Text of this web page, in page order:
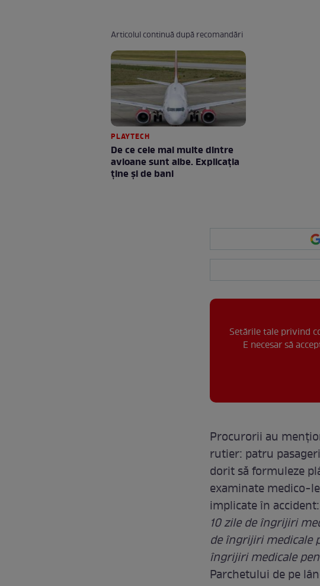
Articolul continuă după recomandări
PLAYTECH
De ce cele mai multe dintre
avioane sunt albe. Explicația
ține și de bani
Setările tale privind
E necesar să
Procurorii au
rutier: patru
dorit să formuleze
examinate medico-
implicate în accident:
10 zile de îngrijiri
de îngrijiri medicale
îngrijiri medicale
Parchetului de pe